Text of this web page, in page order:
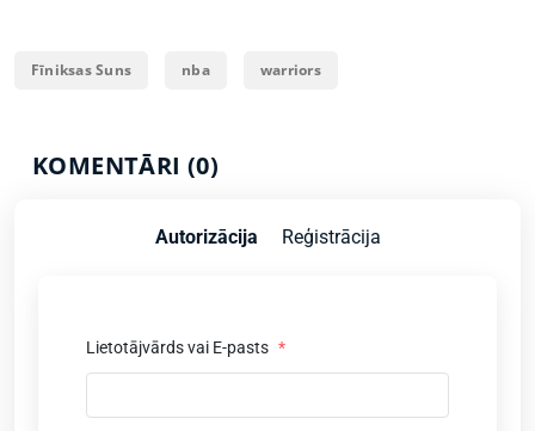
Fīniksas Suns nba warriors
KOMENTĀRI (0)
Autorizācija Reģistrācija
Lietotājvārds vai E-pasts *